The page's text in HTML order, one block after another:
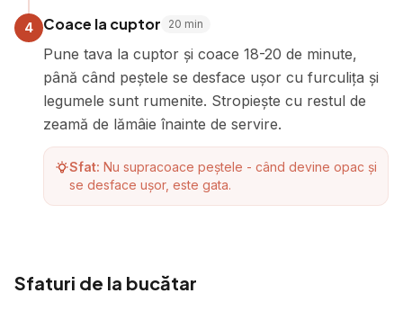
4 Coace la cuptor 20 min
Pune tava la cuptor și coace 18-20 de minute,
până când peștele se desface ușor cu furculița și
legumele sunt rumenite. Stropiește cu restul de
zeamă de lămâie înainte de servire.
Sfat: Nu supracoace peștele - când devine opac și
se desface ușor, este gata.
Sfaturi de la bucătar